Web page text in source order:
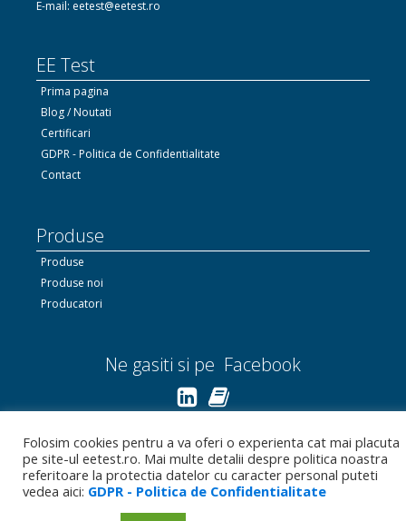
E-mail: eetest@eetest.ro
EE Test
Prima pagina
Blog / Noutati
Certificari
GDPR - Politica de Confidentialitate
Contact
Produse
Produse
Produse noi
Producatori
Ne gasiti si pe Facebook
Linkedin.com
Bizoo.ro
Folosim cookies pentru a va oferi o experienta cat mai placuta
pe site-ul eetest.ro. Mai multe detalii despre politica noastra
referitoare la protectia datelor cu caracter personal puteti
vedea aici: GDPR - Politica de Confidentialitate